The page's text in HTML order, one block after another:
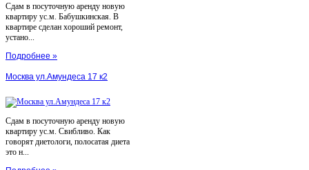
Сдам в посуточную аренду новую
квартиру ус.м. Бабушкинская. В
квартире сделан хороший ремонт,
устано...
Подробнее »
Москва ул.Амундеса 17 к2
Сдам в посуточную аренду новую
квартиру ус.м. Свибливо. Как
говорят диетологи, полосатая диета
это н...